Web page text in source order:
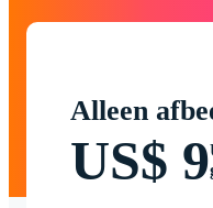
Alleen
US$ 9